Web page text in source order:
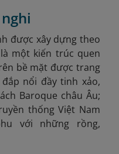
được xây dựng theo
một kiến trúc quen
bề mặt được trang
nổi đầy tinh xảo,
Baroque châu Âu;
thống Việt Nam
với những rồng,